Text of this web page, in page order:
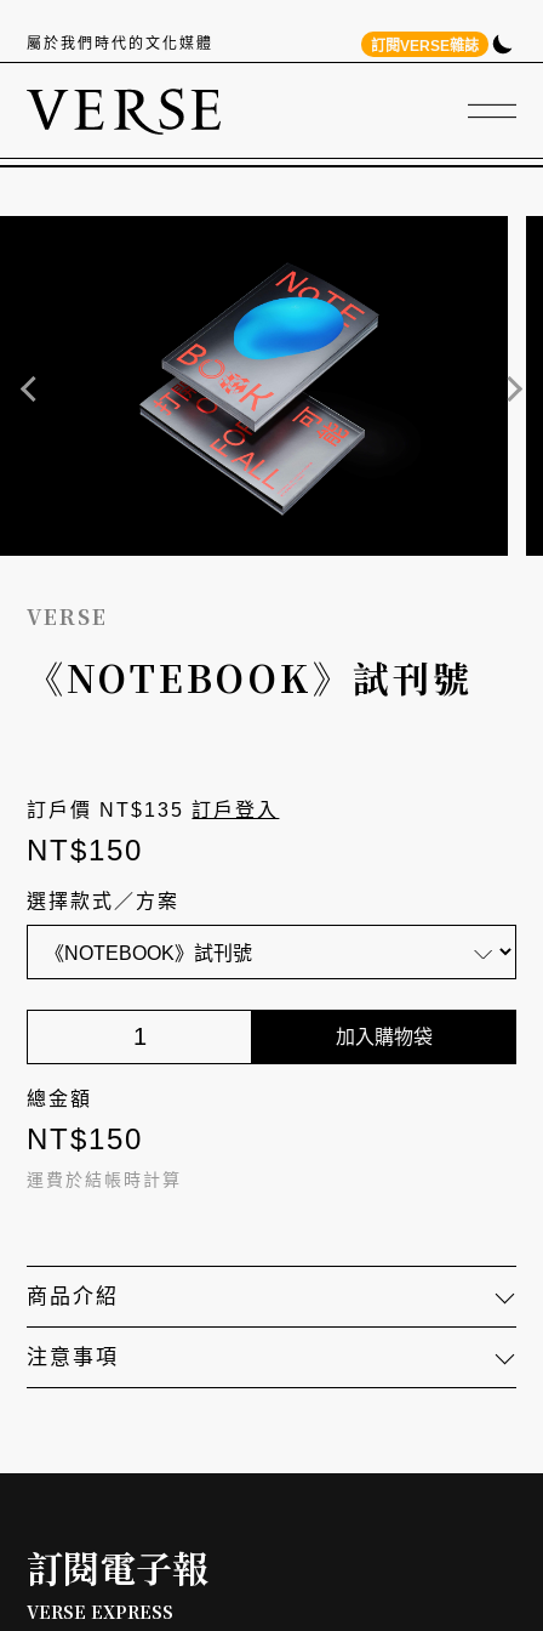
屬於我們時代的文化媒體 訂閱VERSE雜誌
VERSE
《NOTEBOOK》試刊號
訂戶價 NT$135 訂戶登入
NT$150
選擇款式／方案
加入購物袋
總金額
NT$150
運費於結帳時計算
商品介紹
注意事項
訂閱電子報
VERSE EXPRESS